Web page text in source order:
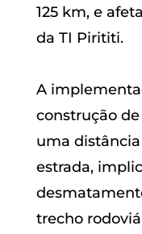
125 km, e
da TI Pirititi.
A
construção
uma
estrada,
trecho